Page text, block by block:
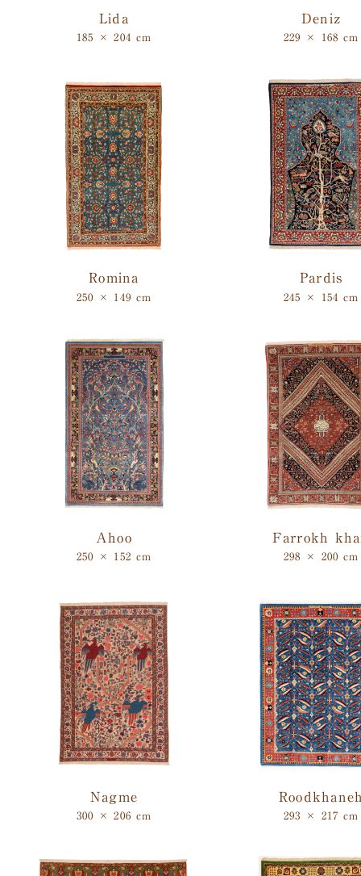
Lida
185 × 204 cm
Deniz
229 × 168 cm
Romina
250 × 149 cm
Pardis
245 × 154 cm
Ahoo
250 × 152 cm
Farrokh
298 × 200 cm
Nagme
300 × 206 cm 293 × 217 cm